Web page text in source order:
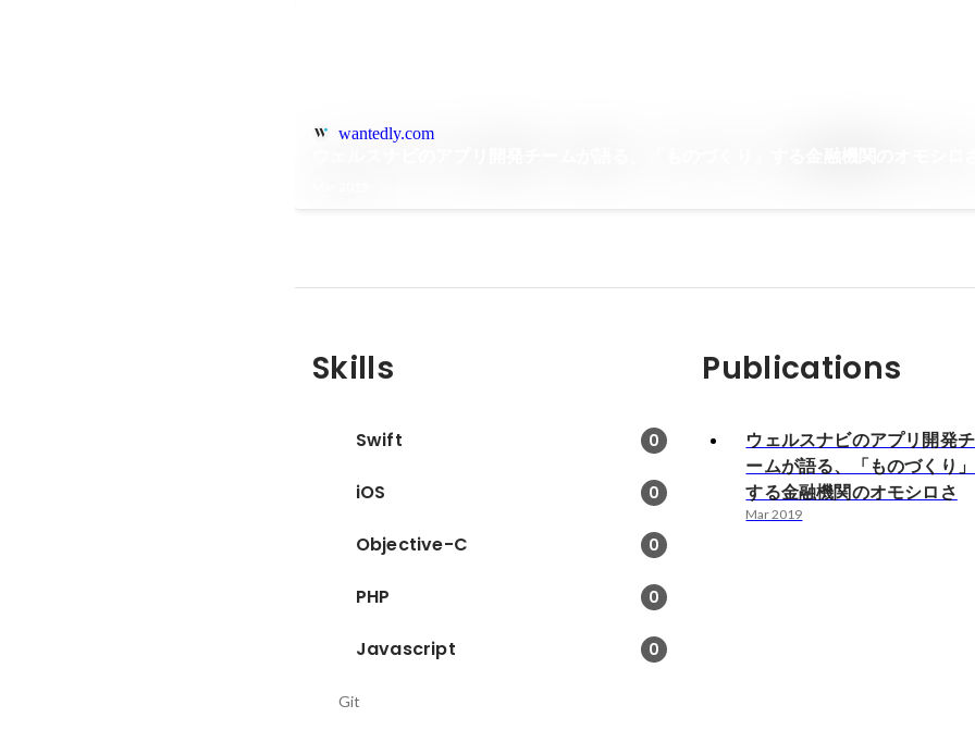
wantedly.com
Skills
Swift 0
iOS 0
Objective-C 0
PHP 0
Javascript 0
Git
Publications
ウェルスナビのアプリ開発チ
ームが語る、「ものづくり」
する金融機関のオモシロさ
Mar 2019